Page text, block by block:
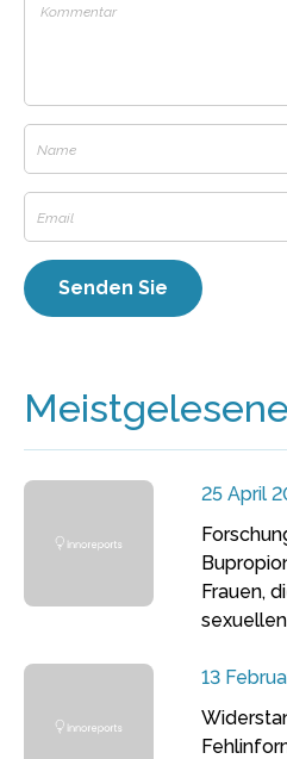
25 April
Frauen,
13